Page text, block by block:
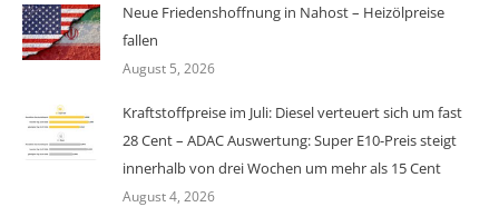
Neue Friedenshoffnung in Nahost – Heizölpreise
fallen
August 5, 2026
Kraftstoffpreise im Juli: Diesel verteuert sich um fast
28 Cent – ADAC Auswertung: Super E10-Preis steigt
innerhalb von drei Wochen um mehr als 15 Cent
August 4, 2026